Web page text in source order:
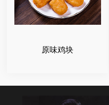
原味鸡块